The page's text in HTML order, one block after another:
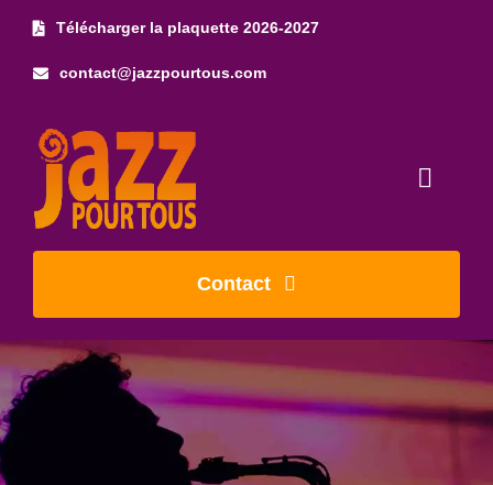
Skip
Télécharger la plaquette 2026-2027
contact@jazzpourtous.com
L’association
Les concerts
Contact